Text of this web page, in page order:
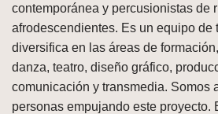
contemporánea y percusionistas de
afrodescendientes. Es un equipo de
diversifica en las áreas de
danza, teatro, diseño gráfico,
comunicación y transmedia. Somos
personas empujando este proyecto.